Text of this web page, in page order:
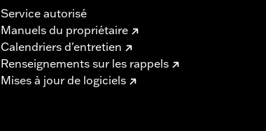
Service autorisé
Manuels du propriétaire
Calendriers d'entretien
Renseignements sur les rappels
Mises à jour de logiciels